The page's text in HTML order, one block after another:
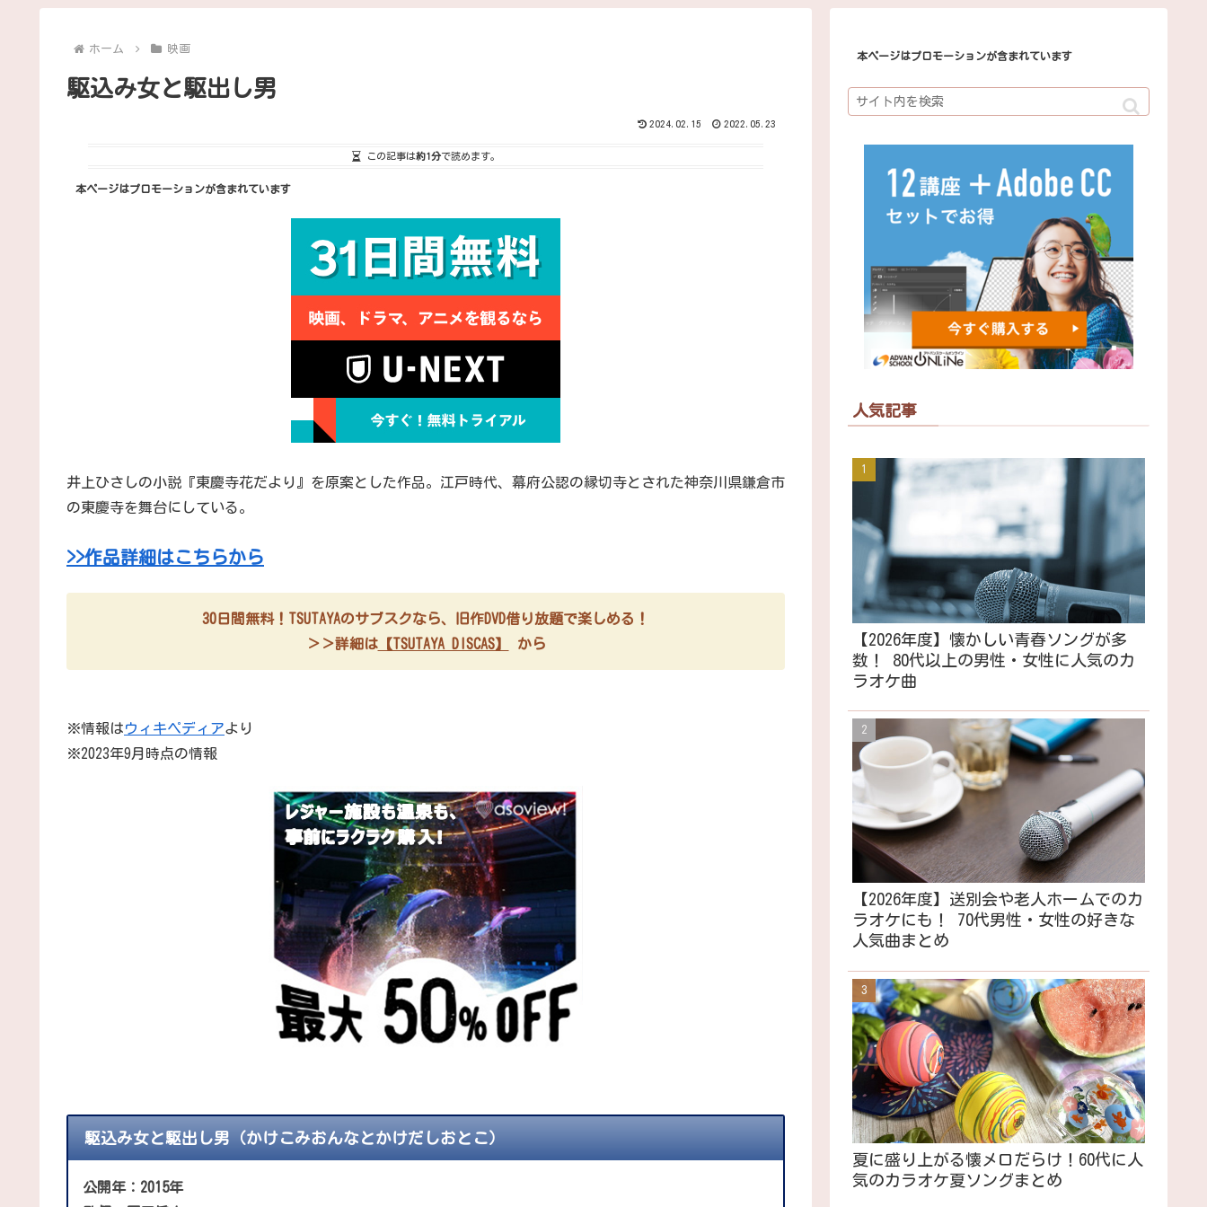
ホーム 映画
駆込み女と駆出し男
2024.02.15 2022.05.23
この記事は約1分で読めます。
本ページはプロモーションが含まれています
井上ひさしの小説『東慶寺花だより』を原案とした作品。江戸時代、幕府公認の縁切寺とされた神奈川県鎌倉市
の東慶寺を舞台にしている。
>>作品詳細はこちらから
30日間無料！TSUTAYAのサブスクなら、旧作DVD借り放題で楽しめる！
＞＞詳細は【TSUTAYA DISCAS】 から
※情報はウィキペディアより
※2023年9月時点の情報
駆込み女と駆出し男（かけこみおんなとかけだしおとこ）
公開年：2015年
本ページはプロモーションが含まれています
人気記事
【2026年度】懐かしい青春ソングが多
数！ 80代以上の男性・女性に人気のカ
ラオケ曲
【2026年度】送別会や老人ホームでのカ
ラオケにも！ 70代男性・女性の好きな
人気曲まとめ
夏に盛り上がる懐メロだらけ！60代に人
気のカラオケ夏ソングまとめ